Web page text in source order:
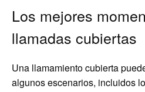
Los mejores
llamadas cubiertas
Una llamamiento cubierta
algunos escenarios, incluidos